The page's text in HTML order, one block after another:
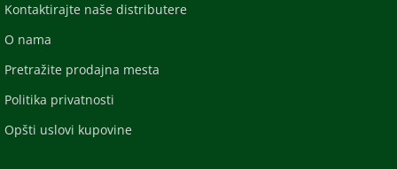
Kontaktirajte naše distributere
O nama
Pretražite prodajna mesta
Politika privatnosti
Opšti uslovi kupovine